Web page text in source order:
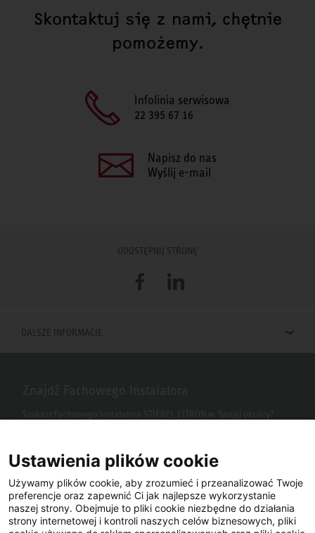
Skontaktuj się z nami, chętnie
pomożemy.
Infolinia serwisowa
22 395 67 16
Napisz do nas
Wyślij e-mail
UDOSTĘPNIJ STRONĘ
FacebookLinkedIn
DALSZE INFORMACJE
Ustawienia plików cookie
Używamy plików cookie, aby zrozumieć i przeanalizować Twoje
preferencje oraz zapewnić Ci jak najlepsze wykorzystanie
naszej strony. Obejmuje to pliki cookie niezbędne do działania
strony internetowej i kontroli naszych celów biznesowych, pliki